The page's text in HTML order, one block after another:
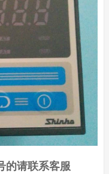
的请联系客服